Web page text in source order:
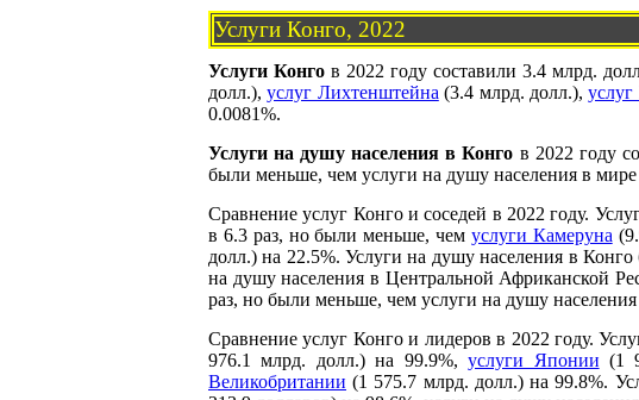
Услуги Конго, 2022
Услуги Конго в 2022 году составили 3.4 млрд.
долл.),услуг Лихтенштейна (3.4 млрд. долл.),
0.0081%.
Услуги на душу населения в Конго в 2022 году
были меньше, чем услуги на душу населения в
Сравнение услуг Конго и соседей в 2022 году.
в 6.3 раз, но были меньше, чем услуги Камеруна
долл.) на 22.5%. Услуги на душу населения в
на душу населения в Центральной Африканской
раз, но были меньше, чем услуги на душу
Сравнение услуг Конго и лидеров в 2022 году.
976.1 млрд. долл.) на 99.9%,услуги Японии (1
Великобритании (1 575.7 млрд. долл.) на 99.8%.